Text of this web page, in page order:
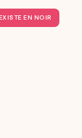
transformez
EN NOIR